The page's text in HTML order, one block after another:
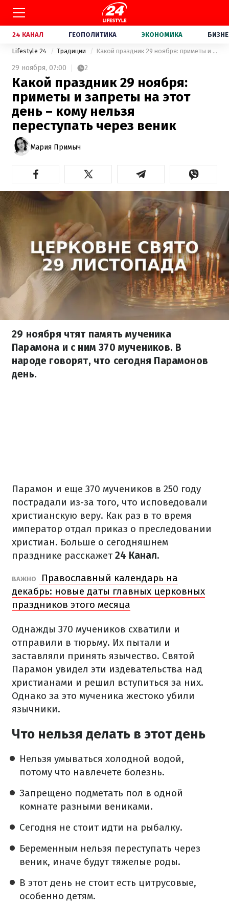
24 КАНАЛ ГЕОПОЛИТИКА ЭКОНОМИКА
Lifestyle 24 Традиции Какой праздник 29 ноября: приметы и запреты на этот день – кому нельзя переступать через веник
29 ноября, 07:00 2
Какой праздник 29 ноября:
приметы и запреты на этот
день – кому нельзя
переступать через веник
Мария Примыч
29 ноября чтят память мученика
Парамона и с ним 370 мучеников. В
народе говорят, что сегодня Парамонов
день.
Парамон и еще 370 мучеников в 250 году
пострадали из-за того, что исповедовали
христианскую веру. Как раз в то время
император отдал приказ о преследовании
христиан. Больше о сегодняшнем
празднике расскажет24 Канал.
ВАЖНО
Православный календарь на
декабрь: новые даты главных церковных
праздников этого месяца
Однажды 370 мучеников схватили и
отправили в тюрьму. Их пытали и
заставляли принять язычество. Святой
Парамон увидел эти издевательства над
христианами и решил вступиться за них.
Однако за это мученика жестоко убили
язычники.
Что нельзя делать в этот день
Нельзя умываться холодной водой,
потому что навлечете болезнь.
Запрещено подметать пол в одной
комнате разными вениками.
Сегодня не стоит идти на рыбалку.
Беременным нельзя переступать через
веник, иначе будут тяжелые роды.
В этот день не стоит есть цитрусовые,
особенно детям.